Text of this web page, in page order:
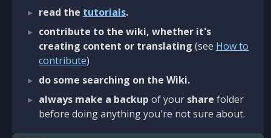
read the tutorials.
contribute to the wiki, whether it's
creating content or translating (see How to
contribute)
do some searching on the Wiki.
always make a backup of your share folder
before doing anything you're not sure about.